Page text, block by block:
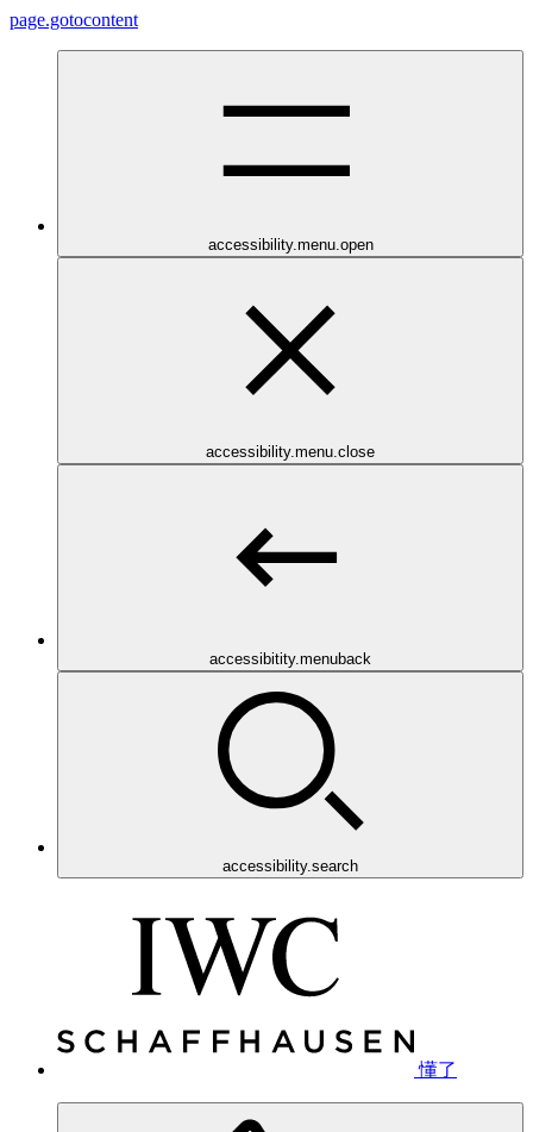
page.gotocontent
accessibility.menu.open
accessibility.menu.close
accessibitity.menuback
accessibility.search
懂了